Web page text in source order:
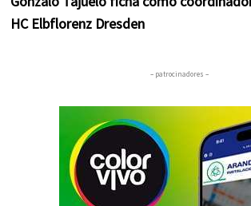
HC Elbflorenz Dresden
– patrocinadores –